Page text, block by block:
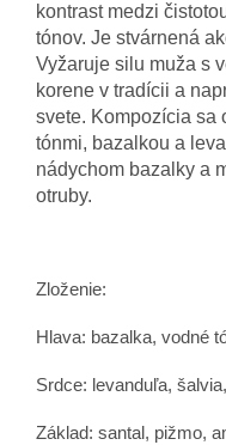
kontrast medzi
tónov. Je stvárnená
Vyžaruje silu muža s
korene v tradícii a
svete. Kompozícia sa
tónmi, bazalkou a
nádychom bazalky a
otruby.
Zloženie:
Hlava: bazalka, vodné
Srdce: levanduľa,
Základ: santal, pižmo,